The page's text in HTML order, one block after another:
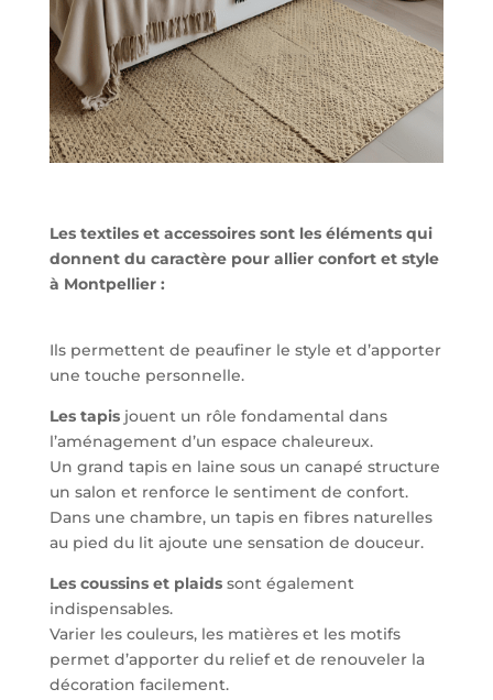
Les textiles et accessoires sont les éléments qui
donnent du caractère pour allier confort et style
à Montpellier :
Ils permettent de peaufiner le style et d’apporter
une touche personnelle.
Les tapisjouent un rôle fondamental dans
l’aménagement d’un espace chaleureux.
Un grand tapis en laine sous un canapé structure
un salon et renforce le sentiment de confort.
Dans une chambre, un tapis en fibres naturelles
au pied du lit ajoute une sensation de douceur.
Les coussins et plaidssont également
indispensables.
Varier les couleurs, les matières et les motifs
permet d’apporter du relief et de renouveler la
décoration facilement.